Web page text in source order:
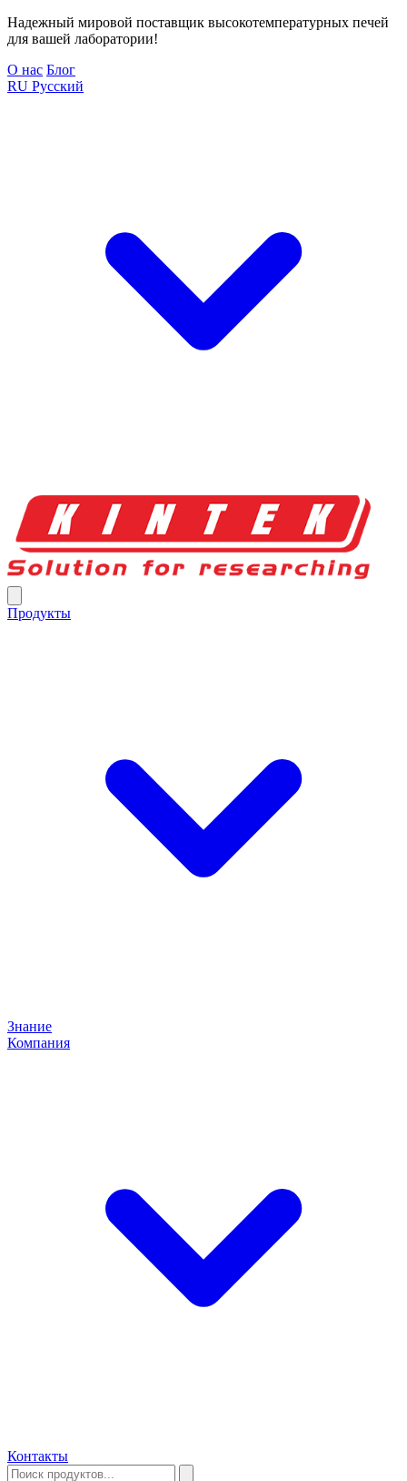
Надежный мировой поставщик высокотемпературных печей
для вашей лаборатории!
О нас Блог
RU Русский
Продукты
Знание
Компания
Контакты